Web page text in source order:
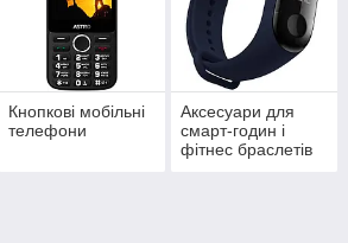
Кнопкові мобільні
телефони
Аксесуари для
смарт-годин і
фітнес браслетів